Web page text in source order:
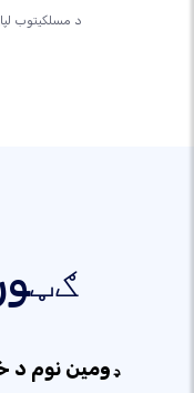
د مسلکيتوب